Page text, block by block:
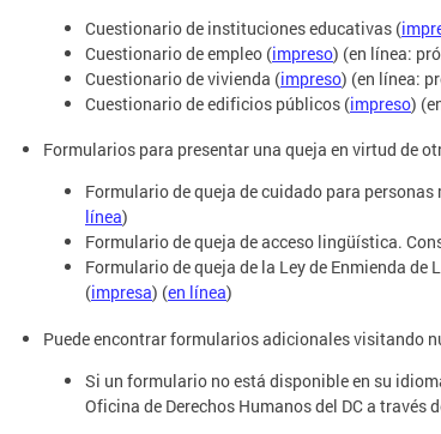
Cuestionario de instituciones educativas (
Cuestionario de empleo (impreso) (en línea:
Cuestionario de vivienda (impreso) (en línea:
Cuestionario de edificios públicos (impreso)
Formularios para presentar una queja en virtud de
Formulario de queja de cuidado para
línea)
Formulario de queja de acceso lingüística.
Formulario de queja de la Ley de Enmienda
(impresa) (en línea)
Puede encontrar formularios adicionales visitando
Si un formulario no está disponible en su
Oficina de Derechos Humanos del DC a través